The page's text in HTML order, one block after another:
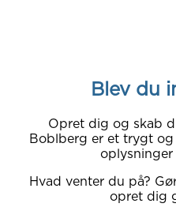
Blev du
Opret dig og skab
Boblberg er et trygt
Hvad venter du på?
opret dig